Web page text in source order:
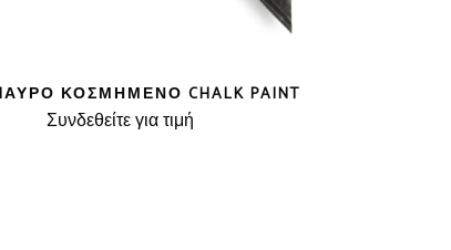
ΚΟΣΜΗΜΈΝΟ CHALK PAINT
Συνδεθείτε για τιμή